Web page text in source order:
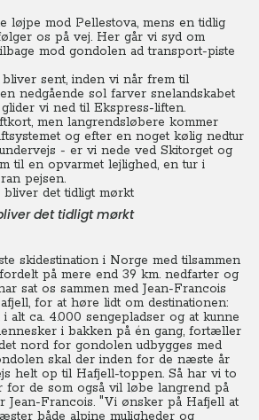
løjpe mod Pellestova, mens en tidlig
os på vej. Her går vi syd om
mod gondolen ad transport-piste
sent, inden vi når frem til
nedgående sol farver snelandskabet
vi ned til Ekspress-liften.
men langrendsløbere kommer
og efter en noget kølig nedtur
- er vi nede ved Skitorget og
til en opvarmet lejlighed, en tur i
pejsen.
det tidligt mørkt
skidestination i Norge med tilsammen
på mere end 39 km. nedfarter og
sat os sammen med Jean-Francois
for at høre lidt om destinationen:
alt ca. 4.000 sengepladser og at kunne
i bakken på én gang, fortæller
nord for gondolen udbygges med
skal der inden for de næste år
helt op til Hafjell-toppen. Så har vi to
for de som også vil løbe langrend på
Francois. "Vi ønsker på Hafjell at
både alpine muligheder og